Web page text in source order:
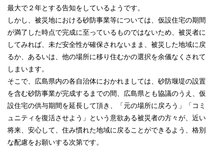
最大で２年とする告知をしているようです。
しかし、被災地における砂防事業等については、仮設住宅の期間
が満了した時点で完成に至っているものではないため、被災者に
してみれば、未だ安全性が確保されないまま、被災した地域に戻
るか、あるいは、他の場所に移り住むかの選択を余儀なくされて
しまいます。
そこで、広島県内の各自治体におかれましては、砂防堰堤の設置
を含む砂防事業が完成するまでの間、広島県とも協議のうえ、仮
設住宅の供与期間を延長して頂き、「元の場所に戻ろう」「コミ
ュニティを復活させよう」という意欲ある被災者の方々が、近い
将来、安心して、住み慣れた地域に戻ることができるよう、格別
な配慮をお願いする次第です。